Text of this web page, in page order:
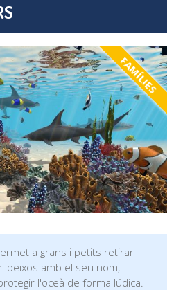
FAMÍLIES
a grans i petits retirar
peixos amb el seu nom,
l'oceà de forma lúdica.